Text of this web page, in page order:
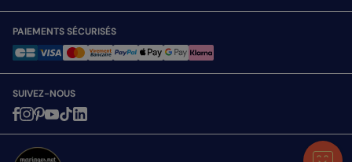
PAIEMENTS SÉCURISÉS
SUIVEZ-NOUS